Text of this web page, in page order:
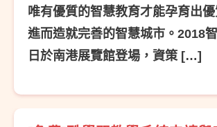
唯有優質的智慧教育才能孕育出優
進而造就完善的智慧城市。2018
日於南港展覽館登場，資策 […]